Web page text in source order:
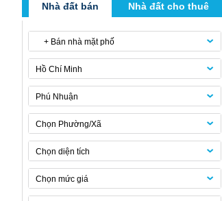
Nhà đất bán Nhà đất cho thuê
+ Bán nhà mặt phố
Hồ Chí Minh
Phú Nhuận
Chọn Phường/Xã
Chọn diện tích
Chọn mức giá